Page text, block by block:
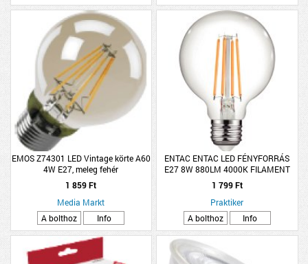
EMOS Z74301 LED Vintage körte A60
4W E27, meleg fehér
1 859 Ft
Media Markt
A bolthoz
Info
ENTAC ENTAC LED FÉNYFORRÁS
E27 8W 880LM 4000K FILAMENT
G80 NW
1 799 Ft
Praktiker
A bolthoz
Info